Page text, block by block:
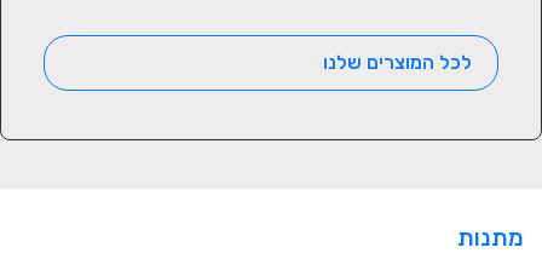
לכל המוצרים שלנו
מתנות